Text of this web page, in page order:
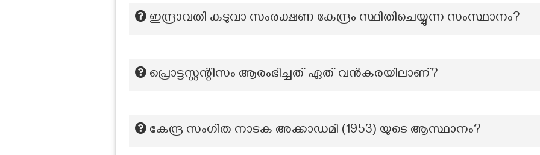
ഇന്ദ്രാവതി കടുവാ സംരക്ഷണ കേന്ദ്രം സ്ഥിതിചെയ്യുന്ന സംസ്ഥാനം?
പ്രൊട്ടസ്റ്റന്റിസം ആരംഭിച്ചത് ഏത് വൻകരയിലാണ്?
കേന്ദ്ര സംഗീത നാടക അക്കാഡമി (1953) യുടെ ആസ്ഥാനം?